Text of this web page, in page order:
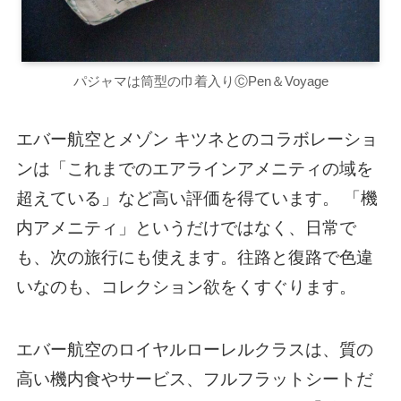
パジャマは筒型の巾着入りⒸPen＆Voyage
エバー航空とメゾン キツネとのコラボレーショ
ンは「これまでのエアラインアメニティの域を
超えている」など高い評価を得ています。 「機
内アメニティ」というだけではなく、日常で
も、次の旅行にも使えます。往路と復路で色違
いなのも、コレクション欲をくすぐります。
エバー航空のロイヤルローレルクラスは、質の
高い機内食やサービス、フルフラットシートだ